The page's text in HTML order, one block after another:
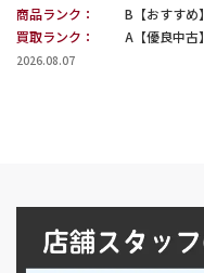
商品ランク：
B【おすすめ】
買取ランク：
A【優良中古】
2026.08.07